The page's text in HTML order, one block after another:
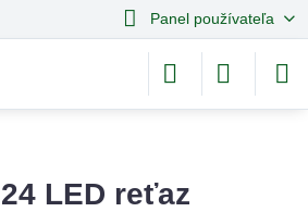
Panel používateľa
LED reťaz